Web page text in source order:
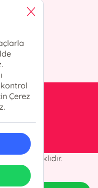
hakkı saklıdır.
kontrol
Çerez